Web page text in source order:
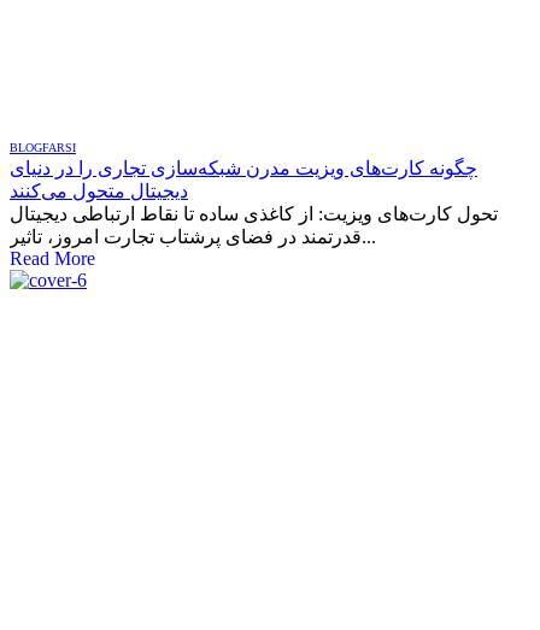
BLOGFARSI
چگونه کارت‌های ویزیت مدرن شبکه‌سازی تجاری را در دنیای
دیجیتال متحول می‌کنند
تحول کارت‌های ویزیت: از کاغذی ساده تا نقاط ارتباطی دیجیتال
قدرتمند در فضای پرشتاب تجارت امروز، تاثیر...
Read More